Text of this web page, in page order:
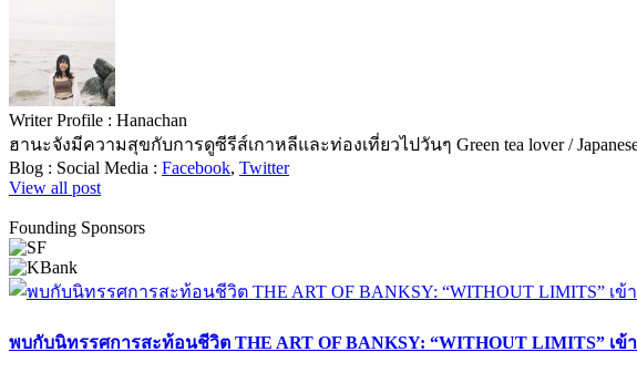
Writer Profile : Hanachan
ฮานะจังมีความสุขกับการดูซีรีส์เกาหลีและท่องเที่ยวไปวันๆ Green tea lover /
Blog : Social Media : Facebook, Twitter
View all post
Founding Sponsors
พบกับนิทรรศการสะท้อนชีวิต THE ART OF BANKSY: “WITHOUT LIMITS” เข้